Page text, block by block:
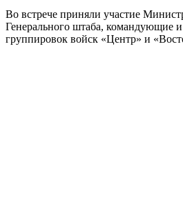
Во встрече приняли участие
Генерального штаба, командующие
группировок войск «Центр» и